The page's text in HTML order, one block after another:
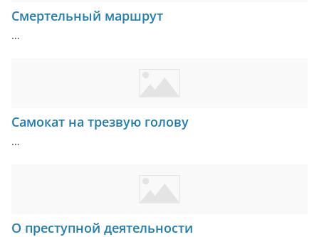
Смертельный маршрут
…
Самокат на трезвую голову
…
О преступной деятельности